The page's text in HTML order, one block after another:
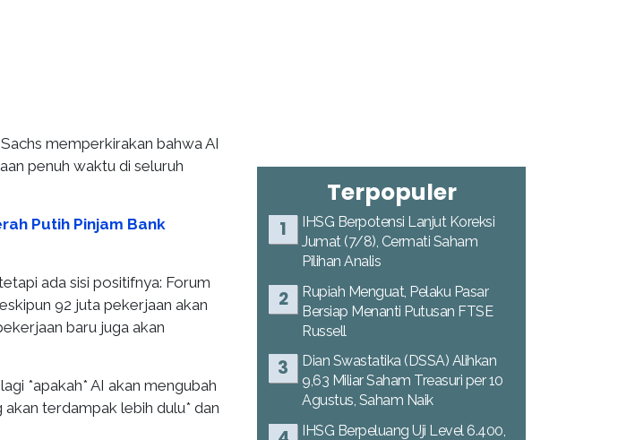
memperkirakan bahwa AI
penuh waktu di seluruh
Putih Pinjam Bank
ada sisi positifnya: Forum
92 juta pekerjaan akan
baru juga akan
*apakah* AI akan mengubah
terdampak lebih dulu* dan
Terpopuler
IHSG Berpotensi Lanjut Koreksi
Jumat (7/8), Cermati Saham
Pilihan Analis
Rupiah Menguat, Pelaku Pasar
Bersiap Menanti Putusan FTSE
Russell
Dian Swastatika (DSSA) Alihkan
9,63 Miliar Saham Treasuri per 10
Agustus, Saham Naik
IHSG Berpeluang Uji Level 6.400,